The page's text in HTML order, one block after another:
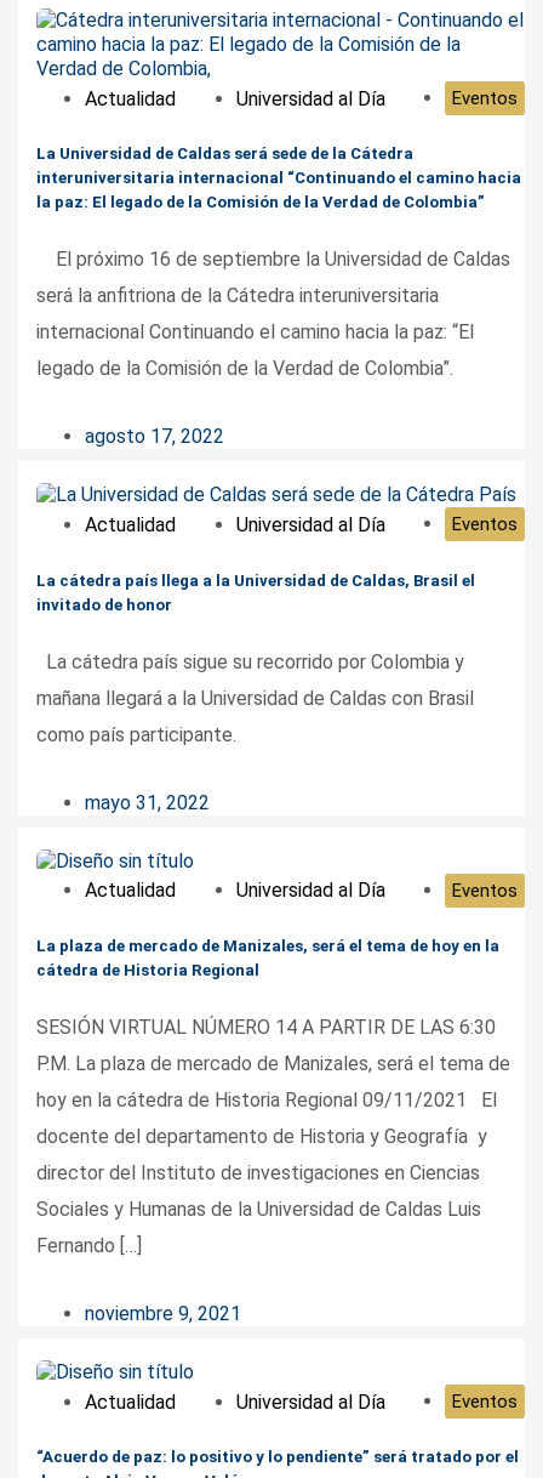
Actualidad Universidad al Día Eventos
La Universidad de Caldas será sede de la Cátedra
interuniversitaria internacional “Continuando el camino hacia
la paz: El legado de la Comisión de la Verdad de Colombia”
El próximo 16 de septiembre la Universidad de Caldas
será la anfitriona de la Cátedra interuniversitaria
internacional Continuando el camino hacia la paz: “El
legado de la Comisión de la Verdad de Colombia”.
agosto 17, 2022
Actualidad Universidad al Día Eventos
La cátedra país llega a la Universidad de Caldas, Brasil el
invitado de honor
La cátedra país sigue su recorrido por Colombia y
mañana llegará a la Universidad de Caldas con Brasil
como país participante.
mayo 31, 2022
Actualidad Universidad al Día Eventos
La plaza de mercado de Manizales, será el tema de hoy en la
cátedra de Historia Regional
SESIÓN VIRTUAL NÚMERO 14 A PARTIR DE LAS 6:30
P.M. La plaza de mercado de Manizales, será el tema de
hoy en la cátedra de Historia Regional 09/11/2021 El
docente del departamento de Historia y Geografía y
director del Instituto de investigaciones en Ciencias
Sociales y Humanas de la Universidad de Caldas Luis
Fernando […]
noviembre 9, 2021
Actualidad Universidad al Día Eventos
“Acuerdo de paz: lo positivo y lo pendiente” será tratado por el